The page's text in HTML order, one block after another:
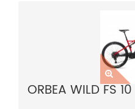
ORBEA WILD FS 10